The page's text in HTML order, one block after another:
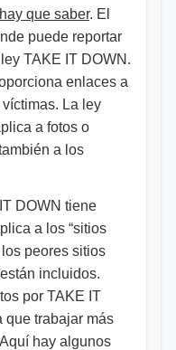
que saber. El
puede reportar
TAKE IT DOWN.
enlaces a
La ley
a fotos o
a los
DOWN tiene
a los “sitios
peores sitios
incluidos.
por TAKE IT
que trabajar más
hay algunos